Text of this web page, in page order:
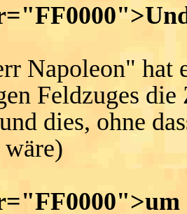
Napoleon" hat
Feldzuges
dies, ohne